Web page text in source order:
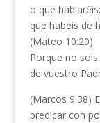
o qué
que habéis de
(Mateo 10:20)
Porque no
de vuestro
(Marcos 9:38)
predicar con